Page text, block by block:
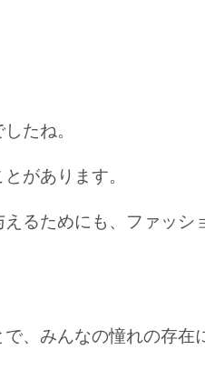
たね。
があります。
るためにも、ファッシ
、みんなの憧れの存在